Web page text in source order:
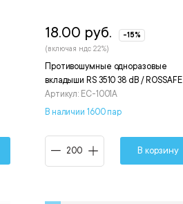
Противошумные одноразовые
вкладыши RS 3510 38 dB / ROSSAFE
Артикул: EC-1001A
18.00 руб.
-15%
(включая ндс 22%)
В наличии 1600 пар
В корзину